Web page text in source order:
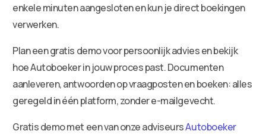
enkele minuten aangesloten en kun je direct boekingen
verwerken.
Plan een gratis demo voor persoonlijk advies en bekijk
hoe Autoboeker in jouw proces past. Documenten
aanleveren, antwoorden op vraagposten en boeken: alles
geregeld in één platform, zonder e-mailgevecht.
Gratis demo met een van onze adviseursAutoboeker